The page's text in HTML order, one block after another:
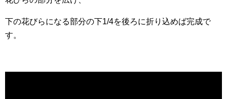
下の花びらになる部分の下1/4を後ろに折り込めば完成で
す。